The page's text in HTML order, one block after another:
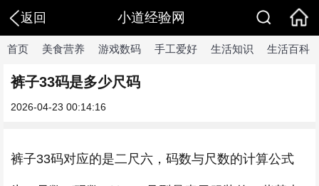
返回 小道经验网
首页 美食营养 游戏数码 手工爱好 生活知识 生活百科
裤子33码是多少尺码
2026-04-23 00:14:16
裤子33码对应的是二尺六，码数与尺数的计算公式